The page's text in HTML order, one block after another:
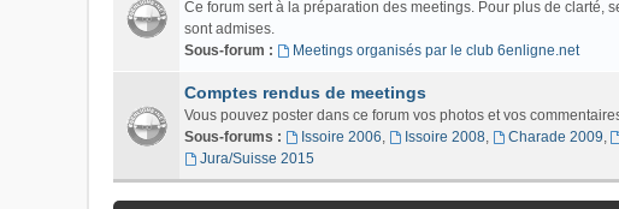
Ce forum sert à la préparation des meetings. Pour plus de clarté,
sont admises.
Sous-forum :
Meetings organisés par le club 6enligne.net
Comptes rendus de meetings
Vous pouvez poster dans ce forum vos photos et vos
Sous-forums :
Issoire 2006, Issoire 2008, Charade 2009,
Jura/Suisse 2015